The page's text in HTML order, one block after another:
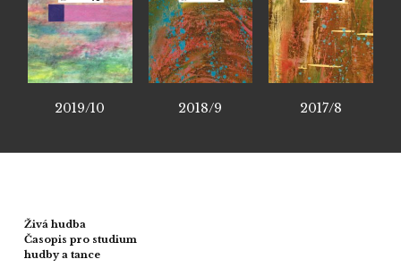
2019/10 2018/9 2017/8
Živá hudba
Časopis pro studium
hudby a tance